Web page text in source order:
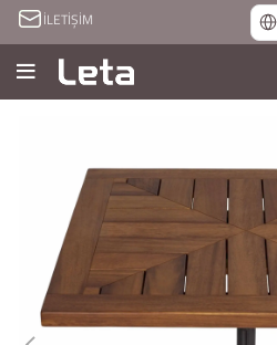
İLETİŞİM